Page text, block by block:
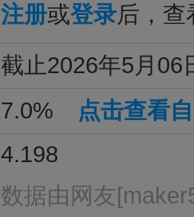
注册或登录后，查
截止2026年5月06
7.0% 点击查看
4.198
数据由网友